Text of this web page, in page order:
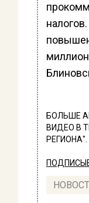
БОЛЬШЕ
ВИДЕО В
РЕГИОНА".